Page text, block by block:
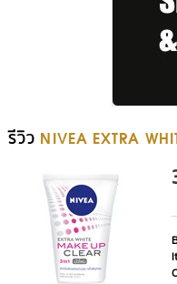
รีวิว NIVEA EXTRA